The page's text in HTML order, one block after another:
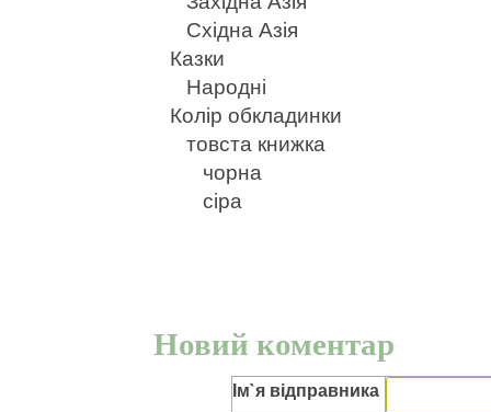
Східна Азія
Казки
Народні
Колір обкладинки
товста книжка
чорна
сіра
Новий коментар
Ім`я відправника